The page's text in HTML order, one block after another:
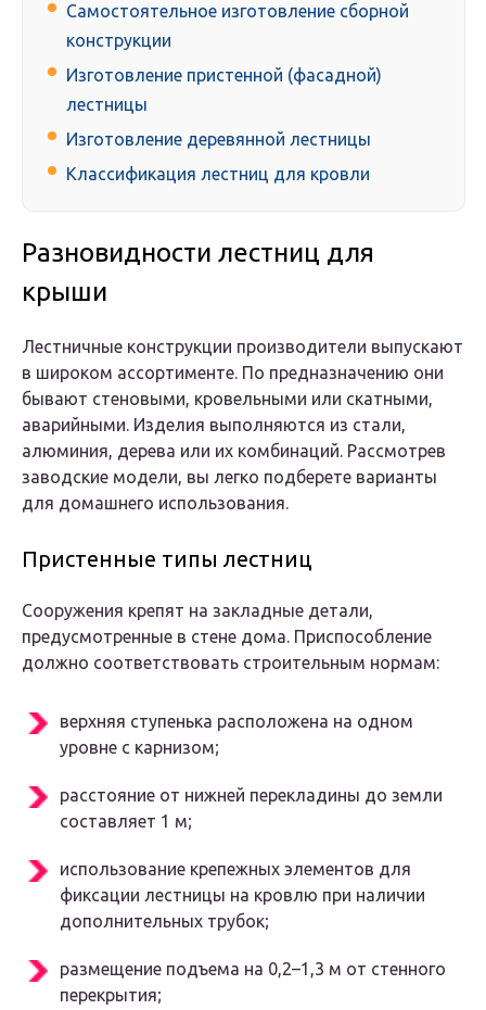
Самостоятельное изготовление сборной
конструкции
Изготовление пристенной (фасадной)
лестницы
Изготовление деревянной лестницы
Классификация лестниц для кровли
Разновидности лестниц для
крыши
Лестничные конструкции производители выпускают
в широком ассортименте. По предназначению они
бывают стеновыми, кровельными или скатными,
аварийными. Изделия выполняются из стали,
алюминия, дерева или их комбинаций. Рассмотрев
заводские модели, вы легко подберете варианты
для домашнего использования.
Пристенные типы лестниц
Сооружения крепят на закладные детали,
предусмотренные в стене дома. Приспособление
должно соответствовать строительным нормам:
верхняя ступенька расположена на одном
уровне с карнизом;
расстояние от нижней перекладины до земли
составляет 1 м;
использование крепежных элементов для
фиксации лестницы на кровлю при наличии
дополнительных трубок;
размещение подъема на 0,2–1,3 м от стенного
перекрытия;